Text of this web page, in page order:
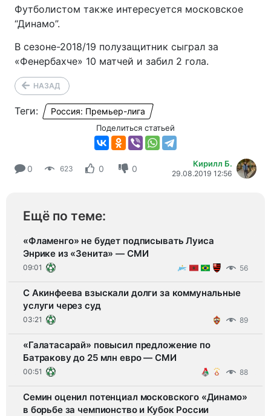
Футболистом также интересуется московское
“Динамо”.
В сезоне-2018/19 полузащитник сыграл за
«Фенербахче» 10 матчей и забил 2 гола.
НАЗАД
Теги: Россия: Премьер-лига
Поделиться статьей
0 623 0 0 Кирилл Б.
29.08.2019 12:56
Ещё по теме:
«Фламенго» не будет подписывать Луиса
Энрике из «Зенита» — СМИ
09:01 56
С Акинфеева взыскали долги за коммунальные
услуги через суд
03:21 89
«Галатасарай» повысил предложение по
Батракову до 25 млн евро — СМИ
00:51 88
Семин оценил потенциал московского «Динамо»
в борьбе за чемпионство и Кубок России